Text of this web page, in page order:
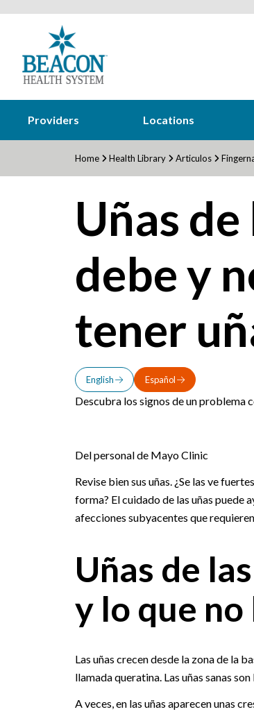
Providers Locations
Home Health Library Articulos
Uñas
debe y
tener
English Español
Descubra los signos de un problema
Del personal de Mayo Clinic
Revise bien sus uñas. ¿Se las ve
forma? El cuidado de las uñas puede
afecciones subyacentes que
Uñas de
y lo que no
Las uñas crecen desde la zona de la
llamada queratina. Las uñas sanas
A veces, en las uñas aparecen unas